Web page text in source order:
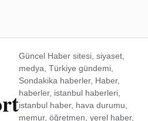
Güncel Haber sitesi, siyaset,
medya, Türkiye gündemi,
Sondakika haberler, Haber,
haberler, istanbul haberleri,
istanbul haber, hava durumu,
memur, öğretmen, yerel haber,